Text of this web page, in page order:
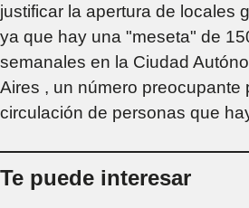
justificar la apertura de locales
ya que hay una "meseta" de
semanales en la Ciudad
Aires , un número preocupante
circulación de personas que
Te puede interesar